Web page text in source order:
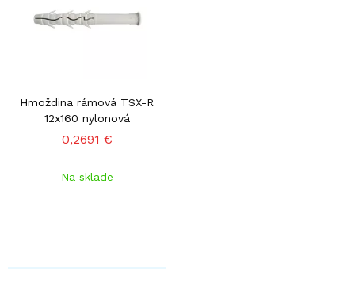
Hmoždina rámová TSX-R
12x160 nylonová
0,2691 €
Na sklade